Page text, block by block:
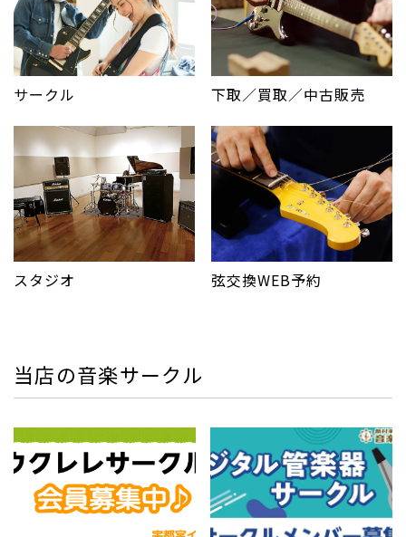
サークル 下取／買取／中古販売
スタジオ 弦交換WEB予約
当店の音楽サークル